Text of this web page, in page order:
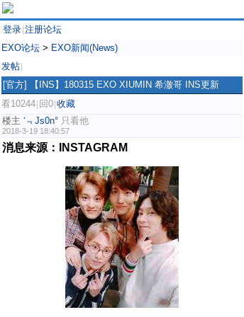
登录 注册论坛
EXO论坛 > EXO新闻(News)
发帖
[官方]
【INS】180315 EXO XIUMIN 希澈哥 INS更新
看10244 回0 收藏
楼主 ‘﹃Js0n° 只看他
2018-3-19 18:40:57
消息来源：INSTAGRAM